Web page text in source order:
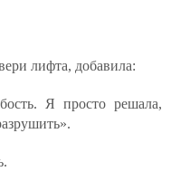
лифта, добавила:
Я просто решала,